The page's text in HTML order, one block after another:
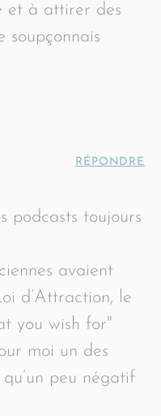
et à attirer des
soupçonnais
RÉPONDRE
podcasts toujours
avaient
d’Attraction, le
you wish for"
moi un des
peu négatif